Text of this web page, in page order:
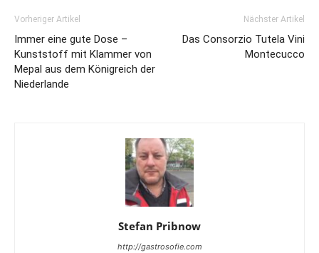
Vorheriger Artikel
Immer eine gute Dose –
Kunststoff mit Klammer von
Mepal aus dem Königreich der
Niederlande
Nächster Artikel
Das Consorzio Tutela Vini
Montecucco
Stefan Pribnow
http://gastrosofie.com